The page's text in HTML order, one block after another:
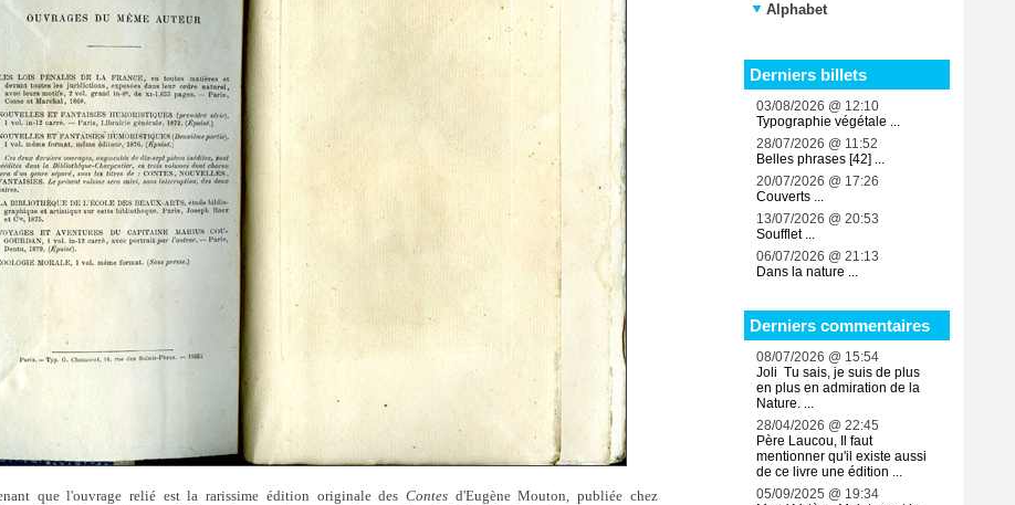
que l'ouvrage relié est la rarissime édition originale des Contesd'Eugène Mouton, publiée chez
Alphabet
Derniers billets
03/08/2026 @ 12:10
Typographie végétale ...
28/07/2026 @ 11:52
Belles phrases [42] ...
20/07/2026 @ 17:26
Couverts ...
13/07/2026 @ 20:53
Soufflet ...
06/07/2026 @ 21:13
Dans la nature ...
Derniers commentaires
08/07/2026 @ 15:54
Joli Tu sais, je suis de plus
en plus en admiration de la
Nature. ...
28/04/2026 @ 22:45
Père Laucou, Il faut
mentionner qu'il existe aussi
de ce livre une édition ...
05/09/2025 @ 19:34